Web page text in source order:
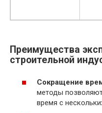
Преимущества
строительной
Сокращение
методы
время с